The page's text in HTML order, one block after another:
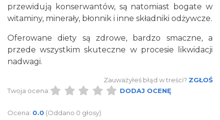
przewidują konserwantów, są natomiast bogate w
witaminy, minerały, błonnik i inne składniki odżywcze.
Oferowane diety są zdrowe, bardzo smaczne, a
przede wszystkim skuteczne w procesie likwidacji
nadwagi.
Zauważyłeś błąd w treści? ZGŁOŚ
Twoja ocena:
DODAJ OCENĘ
Ocena: 0.0 (Oddano 0 głosy)